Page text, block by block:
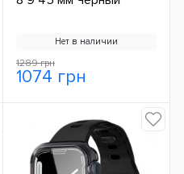
Нет в наличии
1289 грн
1074 грн